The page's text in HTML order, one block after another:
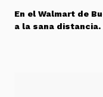
En el Walmart de
a la sana distancia.